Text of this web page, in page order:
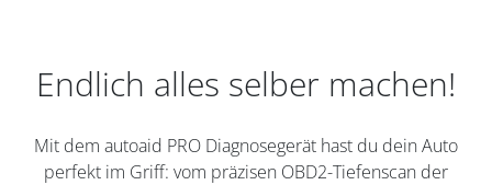
Endlich alles selber machen!
Mit dem autoaid PRO Diagnosegerät hast du dein Auto
perfekt im Griff: vom präzisen OBD2-Tiefenscan der